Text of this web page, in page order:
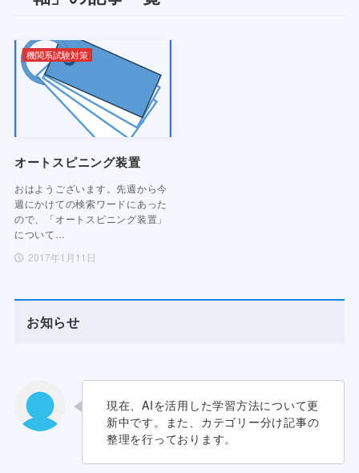
オートスピニング装置
おはようございます。先週から今
週にかけての検索ワードにあった
ので、「オートスピニング装置」
について…
2017年1月11日
機関系試験対策
お知らせ
現在、AIを活用した学習方法について更
新中です。また、カテゴリー分け記事の
整理を行っております。